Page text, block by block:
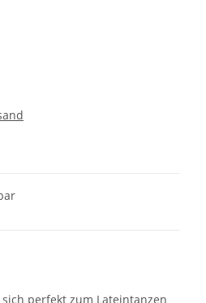
perfekt zum Lateintanzen